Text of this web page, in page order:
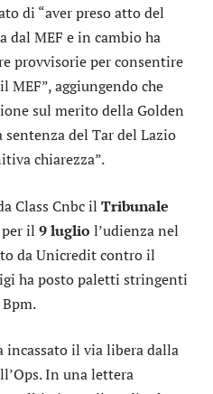
di “aver preso atto del
dal MEF e in cambio ha
provvisorie per consentire
aggiungendo che
sul merito della Golden
sentenza del Tar del Lazio
chiarezza”.
Class Cnbc il Tribunale
il 9 luglio l’udienza nel
da Unicredit contro il
ha posto paletti stringenti
il via libera dalla
In una lettera